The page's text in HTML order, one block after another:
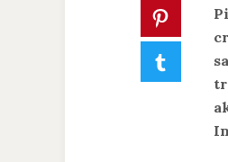
Tumblr